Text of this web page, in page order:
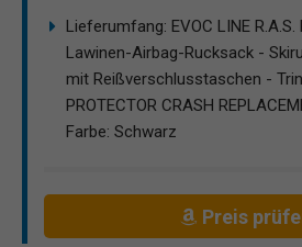
Lieferumfang: EVOC LINE R.A.S.
Lawinen-Airbag-Rucksack -
mit Reißverschlusstaschen -
PROTECTOR CRASH
Farbe: Schwarz
Preis